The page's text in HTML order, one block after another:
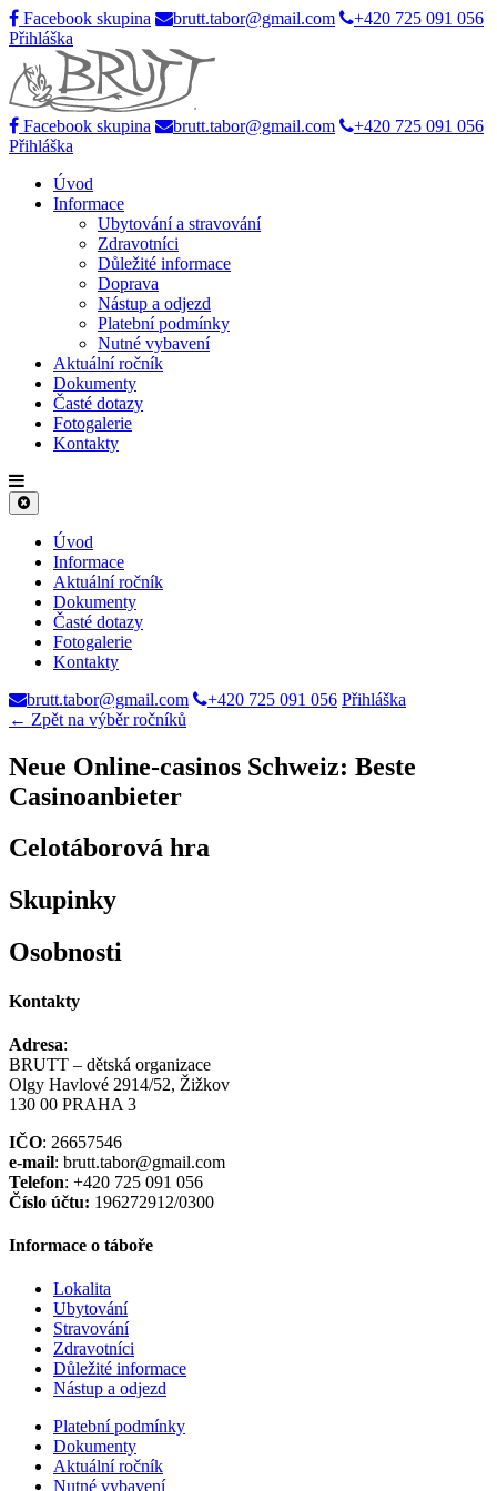
Facebook skupina brutt.tabor@gmail.com
+420 725 091 056
Přihláška
Facebook skupina brutt.tabor@gmail.com
+420 725 091 056
Přihláška
Úvod
Informace
Ubytování a stravování
Zdravotníci
Důležité informace
Doprava
Nástup a odjezd
Platební podmínky
Nutné vybavení
Aktuální ročník
Dokumenty
Časté dotazy
Fotogalerie
Kontakty
Úvod
Informace
Aktuální ročník
Dokumenty
Časté dotazy
Fotogalerie
Kontakty
brutt.tabor@gmail.com
+420 725 091 056 Přihláška
← Zpět na výběr ročníků
Neue Online-casinos Schweiz: Beste
Casinoanbieter
Celotáborová hra
Skupinky
Osobnosti
Kontakty
Adresa:
BRUTT – dětská organizace
Olgy Havlové 2914/52, Žižkov
130 00 PRAHA 3
IČO: 26657546
e-mail: brutt.tabor@gmail.com
Telefon: +420 725 091 056
Číslo účtu: 196272912/0300
Informace o táboře
Lokalita
Ubytování
Stravování
Zdravotníci
Důležité informace
Nástup a odjezd
Platební podmínky
Dokumenty
Aktuální ročník
Nutné vybavení